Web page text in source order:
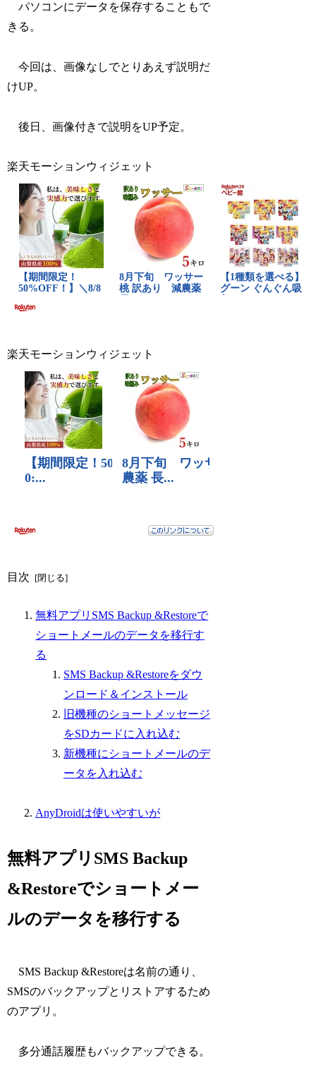
パソコンにデータを保存することもで
きる。
今回は、画像なしでとりあえず説明だ
けUP。
後日、画像付きで説明をUP予定。
楽天モーションウィジェット
楽天モーションウィジェット
目次
無料アプリSMS Backup &Restoreで
ショートメールのデータを移行す
る
SMS Backup &Restoreをダウ
ンロード＆インストール
旧機種のショートメッセージ
をSDカードに入れ込む
新機種にショートメールのデ
ータを入れ込む
AnyDroidは使いやすいが
無料アプリSMS Backup
&Restoreでショートメー
ルのデータを移行する
SMS Backup &Restoreは名前の通り、
SMSのバックアップとリストアするため
のアプリ。
多分通話履歴もバックアップできる。